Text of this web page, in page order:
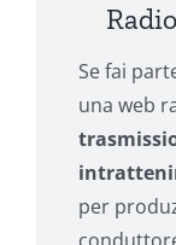
Se fai
una web
per